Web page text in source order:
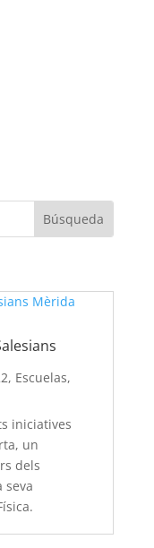
, Escuelas,
iniciatives
un
dels
seva